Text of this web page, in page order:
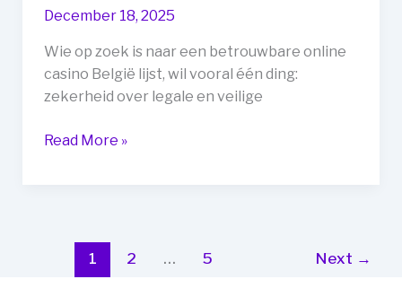
December 18, 2025
Wie op zoek is naar een betrouwbare online
casino België lijst, wil vooral één ding:
zekerheid over legale en veilige
De
voor
Read More »
1 2 … 5 Next →